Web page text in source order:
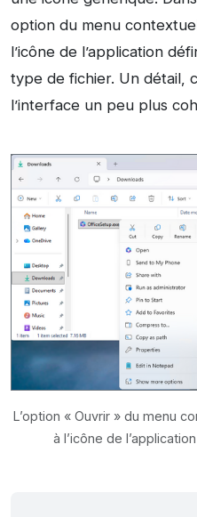
option du menu
l’icône de l’application
type de fichier. Un détail,
l’interface un peu plus
L’option « Ouvrir » du menu
à l’icône de